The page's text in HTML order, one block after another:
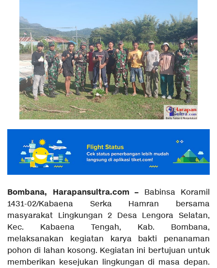
Bombana, Harapansultra.com – Babinsa Koramil
1431-02/Kabaena Serka Hamran bersama
masyarakat Lingkungan 2 Desa Lengora Selatan,
Kec. Kabaena Tengah, Kab. Bombana,
melaksanakan kegiatan karya bakti penanaman
pohon di lahan kosong. Kegiatan ini bertujuan untuk
memberikan kesejukan lingkungan di masa depan.